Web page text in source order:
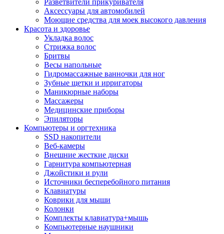
Разветвители прикуривателя
Аксессуары для автомобилей
Моющие средства для моек высокого давления
Красота и здоровье
Укладка волос
Стрижка волос
Бритвы
Весы напольные
Гидромассажные ванночки для ног
Зубные щетки и ирригаторы
Маникюрные наборы
Массажеры
Медицинские приборы
Эпиляторы
Компьютеры и оргтехника
SSD накопители
Веб-камеры
Внешние жесткие диски
Гарнитура компьютерная
Джойстики и рули
Источники бесперебойного питания
Клавиатуры
Коврики для мыши
Колонки
Комплекты клавиатура+мышь
Компьютерные наушники